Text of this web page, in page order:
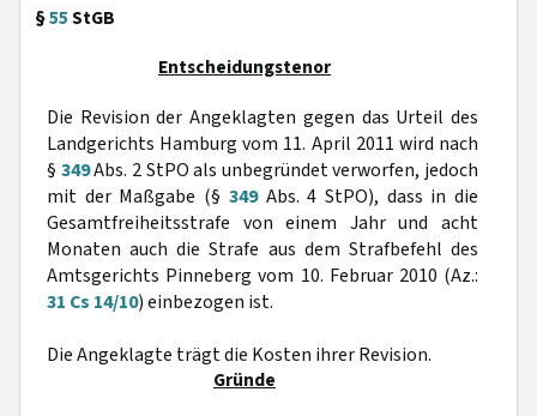
§55StGB
Entscheidungstenor
Die Revision der Angeklagten gegen das Urteil des
Landgerichts Hamburg vom 11. April 2011 wird nach
§ 349Abs. 2 StPO als unbegründet verworfen, jedoch
mit der Maßgabe (§ 349Abs. 4 StPO), dass in die
Gesamtfreiheitsstrafe von einem Jahr und acht
Monaten auch die Strafe aus dem Strafbefehl des
Amtsgerichts Pinneberg vom 10. Februar 2010 (Az.:
31 Cs 14/10) einbezogen ist.
Die Angeklagte trägt die Kosten ihrer Revision.
Gründe